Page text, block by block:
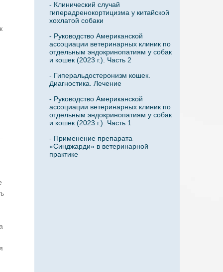
- Клинический случай
гиперадренокортицизма у китайской
хохлатой собаки
- Руководство Американской
ассоциации ветеринарных клиник по
отдельным эндокринопатиям у собак
и кошек (2023 г.). Часть 2
- Гиперальдостеронизм кошек.
Диагностика. Лечение
- Руководство Американской
ассоциации ветеринарных клиник по
отдельным эндокринопатиям у собак
и кошек (2023 г.). Часть 1
- Применение препарата
«Синджарди» в ветеринарной
практике